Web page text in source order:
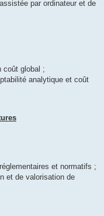
par ordinateur et de
coût global ;
analytique et coût
et normatifs ;
et de valorisation de